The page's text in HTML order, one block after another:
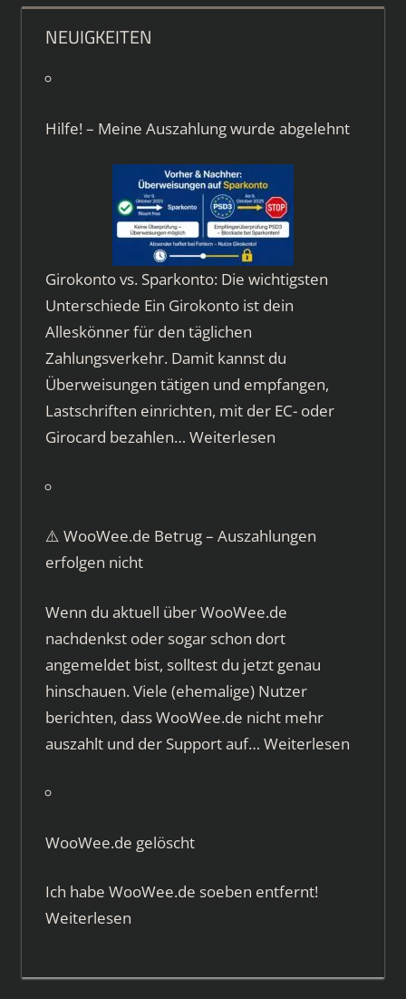
NEUIGKEITEN
Hilfe! – Meine Auszahlung wurde abgelehnt
Girokonto vs. Sparkonto: Die wichtigsten
Unterschiede Ein Girokonto ist dein
Alleskönner für den täglichen
Zahlungsverkehr. Damit kannst du
Überweisungen tätigen und empfangen,
Lastschriften einrichten, mit der EC- oder
Girocard bezahlen… Weiterlesen
⚠️ WooWee.de Betrug – Auszahlungen
erfolgen nicht
Wenn du aktuell über WooWee.de
nachdenkst oder sogar schon dort
angemeldet bist, solltest du jetzt genau
hinschauen. Viele (ehemalige) Nutzer
berichten, dass WooWee.de nicht mehr
auszahlt und der Support auf… Weiterlesen
WooWee.de gelöscht
Ich habe WooWee.de soeben entfernt!
Weiterlesen